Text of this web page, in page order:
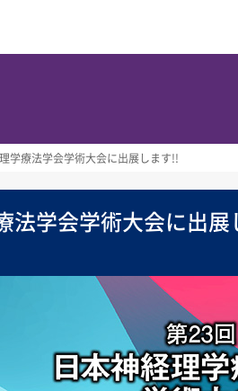
学療法学会学術大会に出展します!!
法学会学術大会に出展